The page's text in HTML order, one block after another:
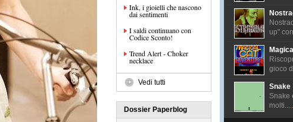
Ink, i gioielli che nascono
dai sentimenti
I saldi continuano con
Codice Sconto!
Trend Alert - Choker
necklace
Vedi tutti
Dossier Paperblog
up"
gioco
Snake
Snake